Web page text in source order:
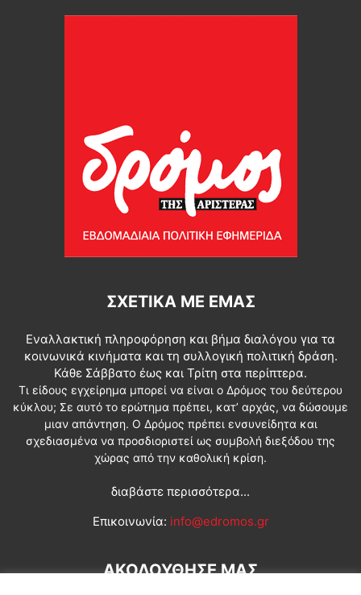
ΣΧΕΤΙΚΆ ΜΕ ΕΜΆΣ
Εναλλακτική πληροφόρηση και βήμα διαλόγου για τα
κοινωνικά κινήματα και τη συλλογική πολιτική δράση.
Κάθε Σάββατο έως και Τρίτη στα περίπτερα.
Τι είδους εγχείρημα μπορεί να είναι ο Δρόμος του δεύτερου
κύκλου; Σε αυτό το ερώτημα πρέπει, κατ’ αρχάς, να δώσουμε
μιαν απάντηση. Ο Δρόμος πρέπει ενσυνείδητα και
σχεδιασμένα να προσδιοριστεί ως συμβολή διεξόδου της
χώρας από την καθολική κρίση.
διαβάστε περισσότερα...
Επικοινωνία: info@edromos.gr
ΑΚΟΛΟΥΘΗΣΕ ΜΑΣ